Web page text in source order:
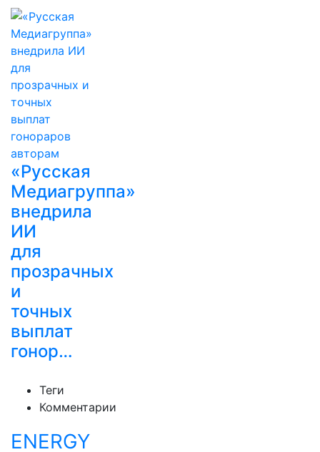
«Русская
Медиагруппа»
внедрила
ИИ
для
прозрачных
и
точных
выплат
гонор…
Теги
Комментарии
ENERGY